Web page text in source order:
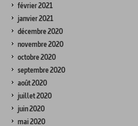
février 2021
janvier 2021
décembre 2020
novembre 2020
octobre 2020
septembre 2020
août 2020
juillet 2020
juin 2020
mai 2020